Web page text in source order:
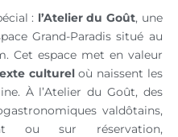
: l’Atelier du Goût, une
Grand-Paradis situé au
Cet espace met en valeur
cultureloù naissent les
À l’Atelier du Goût, des
valdôtains,
ou sur réservation,